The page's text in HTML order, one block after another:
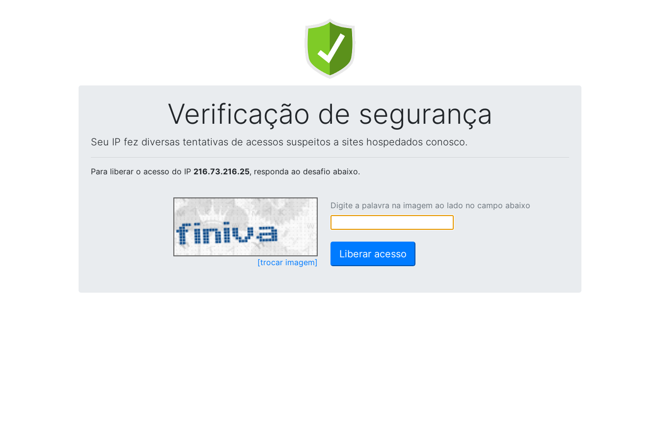
Verificação de segurança
Seu IP fez diversas tentativas de acessos suspeitos a sites hospedados conosco.
Para liberar o acesso do IP 216.73.216.25, responda ao desafio abaixo.
[trocar imagem]
Digite a palavra na imagem ao lado no campo abaixo